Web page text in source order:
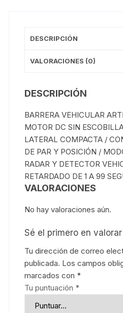
DESCRIPCIÓN
VALORACIONES (0)
DESCRIPCIÓN
BARRERA VEHICULAR
MOTOR DC SIN
LATERAL COMPACTA /
DE PAR Y POSICIÓN /
RADAR Y DETECTOR
RETARDADO DE 1 A 99
VALORACIONES
No hay valoraciones aún.
Sé el primero en valorar
Tu dirección de correo
publicada. Los campos
marcados con *
Tu puntuación *